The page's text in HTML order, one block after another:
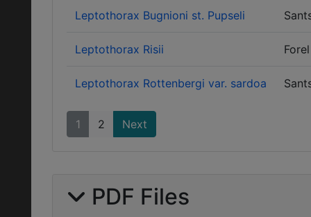
Leptothorax Bugnioni st. Pupseli
Leptothorax Risii Forel
Leptothorax Rottenbergi var. sardoa
1 2 Next
PDF Files